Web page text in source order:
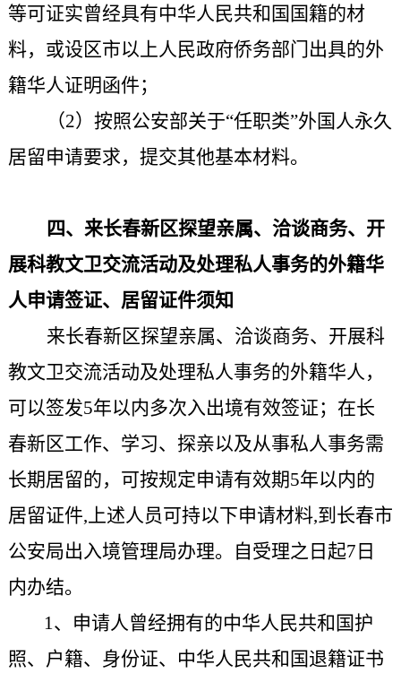
等可证实曾经具有中华人民共和国国籍的材
料，或设区市以上 人民政府侨务部门出具的外
籍华人证明函件；
（2）按照公安部关于“任职类”外国人永久
居留申请要求，提交其他基本材料。
四、来长春新区探望亲属、洽谈商务、开
展科教文卫交流活动及处理私人事务的外籍华
人申请签证、居留证件须知
来长春新区探望亲属、洽谈商务、开展科
教文卫交流活动及处理私人事务的外籍华人，
可以签发5年以内多次入出境有效签证；在长
春新区工作、学习、探亲以及从事私人事务需
长期居留的，可按规定申请有效期5年以内的
居留证件,上述人员可持以下申请材料,到长春市
公安局出入境管理局办理。
自受理之日起7日
内办结。
1、申请人曾经拥有的中华人民共和国护
照、户籍、身份证、 中华人民共和国退籍证书